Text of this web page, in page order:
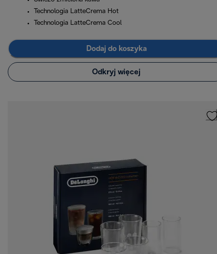
Technologia LatteCrema Hot
Technologia LatteCrema Cool
Dodaj do koszyka
Odkryj więcej